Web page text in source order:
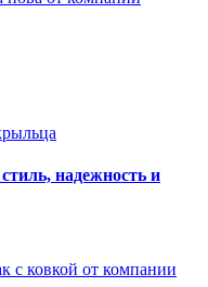
надежность и